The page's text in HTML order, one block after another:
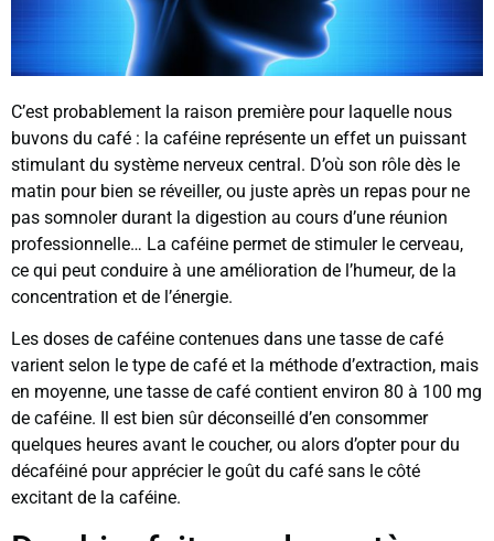
C’est probablement la raison première pour laquelle nous
buvons du café : la caféine représente un effet un puissant
stimulant du système nerveux central. D’où son rôle dès le
matin pour bien se réveiller, ou juste après un repas pour ne
pas somnoler durant la digestion au cours d’une réunion
professionnelle… La caféine permet de stimuler le cerveau,
ce qui peut conduire à une amélioration de l’humeur, de la
concentration et de l’énergie.
Les doses de caféine contenues dans une tasse de café
varient selon le type de café et la méthode d’extraction, mais
en moyenne, une tasse de café contient environ 80 à 100 mg
de caféine. Il est bien sûr déconseillé d’en consommer
quelques heures avant le coucher, ou alors d’opter pour du
décaféiné pour apprécier le goût du café sans le côté
excitant de la caféine.